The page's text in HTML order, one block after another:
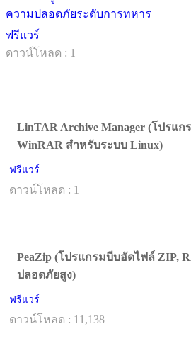
ความปลอดภัยระดับการทหาร
ฟรีแวร์
ดาวน์โหลด : 1
LinTAR Archive Manager (โปรแ
WinRAR สำหรับระบบ Linux)
ฟรีแวร์
ดาวน์โหลด : 1
PeaZip (โปรแกรมบีบอัดไฟล์ ZIP,
ปลอดภัยสูง)
ฟรีแวร์
ดาวน์โหลด : 11,138